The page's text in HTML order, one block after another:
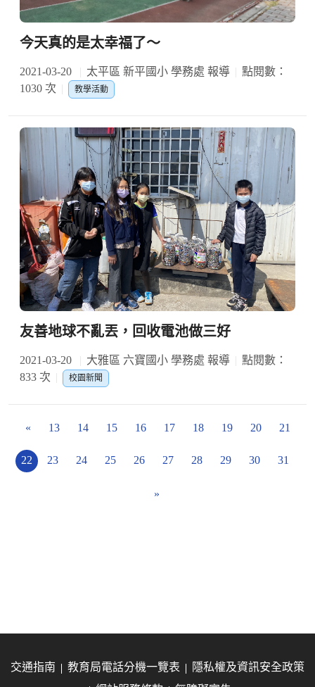
今天真的是太幸福了～
2021-03-20 太平區 新平國小 學務處 報導
點閱數：
1030 次
教學活動
友善地球不亂丟，回收電池做三好
2021-03-20 大雅區 六寶國小 學務處 報導
點閱數：
833 次
校園新聞
« 13 14 15 16 17 18 19 20 21
22 23 24 25 26 27 28 29 30 31
»
交通指南 教育局電話分機一覽表
隱私權及資訊安全政策